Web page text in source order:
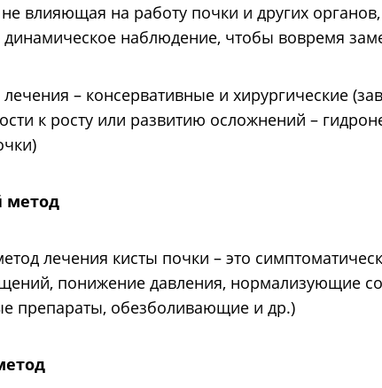
влияющая на работу почки и других
наблюдение, чтобы вовремя
– консервативные и хирургические
к росту или развитию осложнений –
метод
лечения кисты почки – это
понижение давления, нормализующие
препараты, обезболивающие и др.)